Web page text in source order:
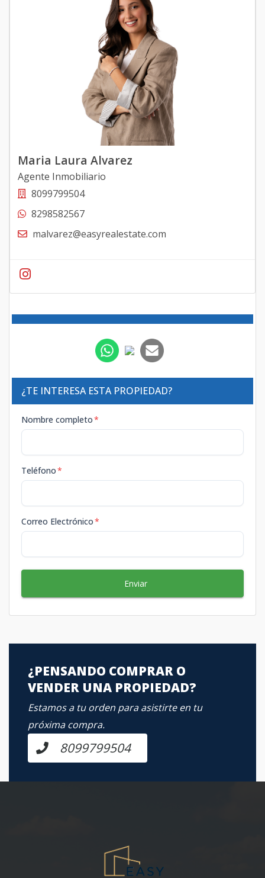
Maria Laura Alvarez
Agente Inmobiliario
8099799504
8298582567
malvarez@easyrealestate.com
¿TE INTERESA ESTA PROPIEDAD?
Nombre completo*
Teléfono*
Correo Electrónico*
Enviar
¿PENSANDO COMPRAR O
VENDER UNA PROPIEDAD?
Estamos a tu orden para asistirte en tu
próxima compra.
8099799504